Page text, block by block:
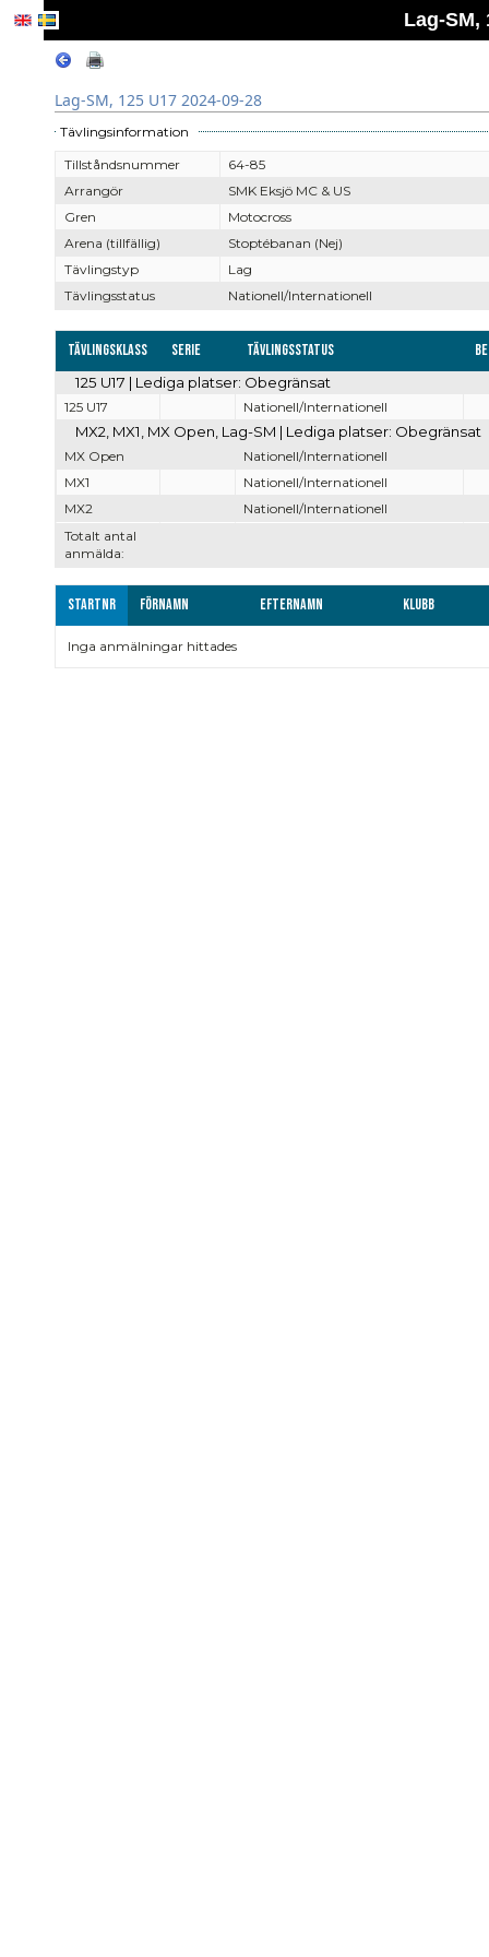
Lag-SM,
Lag-SM, 125 U17 2024-09-28
Tävlingsinformation
Tillståndsnummer
64-85
Arrangör
SMK Eksjö MC & US
Gren
Motocross
Arena (tillfällig)
Stoptébanan (Nej)
Tävlingstyp
Lag
Tävlingsstatus
Nationell/Internationell
Tävlingsklass Serie Tävlingsstatus
Totalt antal
anmälda:
125 U17 | Lediga platser: Obegränsat
125 U17 Nationell/Internationell
MX2, MX1, MX Open, Lag-SM | Lediga platser: Obegränsat
MX Open
Nationell/Internationell
MX1
Nationell/Internationell
MX2
Nationell/Internationell
Startnr Förnamn Efternamn Klubb
Inga anmälningar hittades